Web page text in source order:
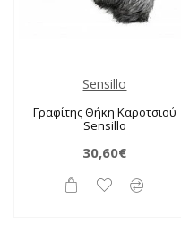
Sensillo
Γραφίτης Θήκη Καροτσιού
Sensillo
30,60€